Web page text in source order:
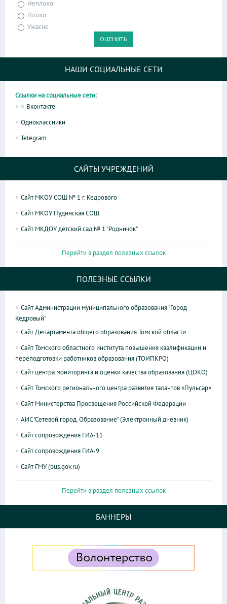
Неплохо
Плохо
Ужасно
НАШИ СОЦИАЛЬНЫЕ СЕТИ
Ссылки на социальные сети:
Вконтакте
Одноклассники
Telegram
САЙТЫ УЧРЕЖДЕНИЙ
Сайт МКОУ СОШ № 1 г. Кедрового
Сайт МКОУ Пудинская СОШ
Сайт МКДОУ детский сад № 1 "Родничок"
Перейти в раздел полезных ссылок
ПОЛЕЗНЫЕ ССЫЛКИ
Сайт Администрации муниципального образования "Город
Кедровый"
Сайт Департамента общего образования Томской области
Сайт Томского областного института повышения квалификации и
переподготовки работников образования (ТОИПКРО)
Сайт центра мониторинга и оценки качества образования (ЦОКО)
Сайт Томского регионального центра развития талантов «Пульсар»
Сайт Министерства Просвещения Российской Федерации
АИС "Сетевой город. Образование" (Электронный дневник)
Сайт сопровождения ГИА-11
Сайт сопровождения ГИА-9
Сайт ГМУ (bus.gov.ru)
Перейти в раздел полезных ссылок
БАННЕРЫ